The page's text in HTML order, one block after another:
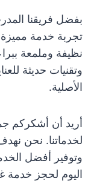
بفضل فريقنا
تجربة خدمة
نظيفة وملمعة
وتقنيات حديثة
الأصلية.
أريد أن أشكركم
لخدماتنا. نحن
وتوفير أفضل
اليوم لحجز خدمة